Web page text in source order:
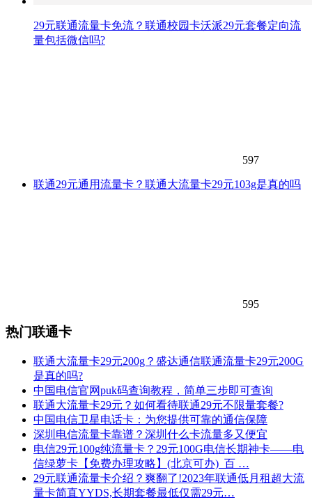
29元联通流量卡免流？联通校园卡沃派29元套餐定向流
量包括微信吗?
597
联通29元通用流量卡？联通大流量卡29元103g是真的吗
595
热门联通卡
联通大流量卡29元200g？盛达通信联通流量卡29元200G
是真的吗?
中国电信官网puk码查询教程，简单三步即可查询
联通大流量卡29元？如何看待联通29元不限量套餐?
中国电信卫星电话卡：为您提供可靠的通信保障
深圳电信流量卡靠谱？深圳什么卡流量多又便宜
电信29元100g纯流量卡？29元100G电信长期神卡——电
信绿萝卡【免费办理攻略】(北京可办)_百 …
29元联通流量卡介绍？爽翻了!2023年联通低月租超大流
量卡简直YYDS,长期套餐最低仅需29元…